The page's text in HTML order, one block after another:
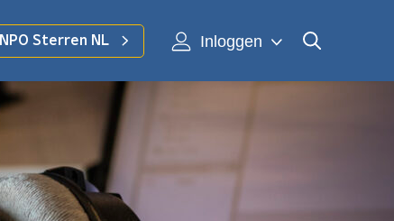
NPO Sterren NL Inloggen